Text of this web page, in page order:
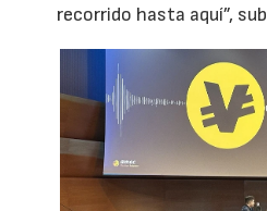
recorrido hasta aquí”,